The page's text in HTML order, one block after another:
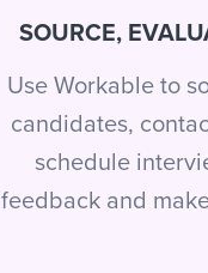
SOURCE,
Use Workable to
candidates,
schedule
feedback and